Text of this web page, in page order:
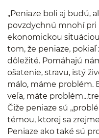
„Peniaze boli aj budú,
povzdychnú mnohí pri
ekonomickou
tom, že peniaze,
dôležité. Pomáhajú
ošatenie, stravu, istý
málo, máme problém.
veľa, máte
Čiže peniaze sú
témou, ktorej sa
Peniaze ako také sú